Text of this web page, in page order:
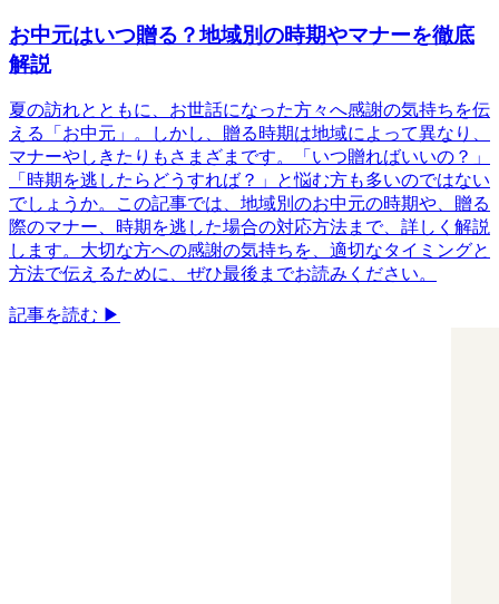
お中元はいつ贈る？地域別の時期やマナーを徹底
解説
夏の訪れとともに、お世話になった方々へ感謝の気持ちを伝
える「お中元」。​しかし、贈る時期は地域によって異なり、
マナーやしきたりもさまざまです。​「いつ贈ればいいの？」
「時期を逃したらどうすれば？」と悩む方も多いのではない
でしょうか。​この記事では、地域別のお中元の時期や、贈る
際のマナー、時期を逃した場合の対応方法まで、詳しく解説
します。​大切な方への感謝の気持ちを、適切なタイミングと
方法で伝えるために、ぜひ最後までお読みください。
記事を読む ▶